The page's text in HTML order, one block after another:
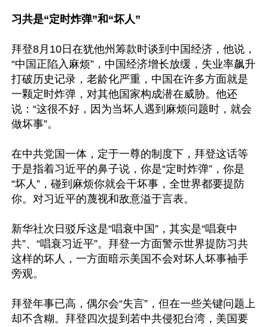
习共是“定时炸弹”和“坏人”
拜登8月10日在犹他州筹款时谈到中国经济，他说，
“中国正陷入麻烦”，中国经济增长放缓，失业率飙升
打破历史记录，老龄化严重，中国在许多方面就是
一颗定时炸弹，对其他国家构成潜在威胁。他还
说：“这很不好，因为当坏人遇到麻烦问题时，就会
做坏事”。
在中共党国一体，定于一尊的制度下，拜登这话等
于是指着习近平的鼻子说，你是“定时炸弹”，你是
“坏人”，碰到麻烦你就会干坏事，全世界都要提防
你。对习近平的蔑视和敌意溢于言表。
新华社次日驳斥这是“唱衰中国”，其实是“唱衰中
共”、“唱衰习近平”。拜登一方面警示世界提防习共
这样的坏人，一方面暗示美国不会对坏人坏事袖手
旁观。
拜登年事已高，偶尔会“失言”，但在一些关键问题上
却不含糊。拜登四次提到若中共侵犯台湾，美国要